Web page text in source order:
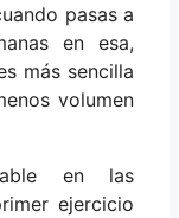
pasas a
en esa,
más sencilla
volumen
en las
ejercicio